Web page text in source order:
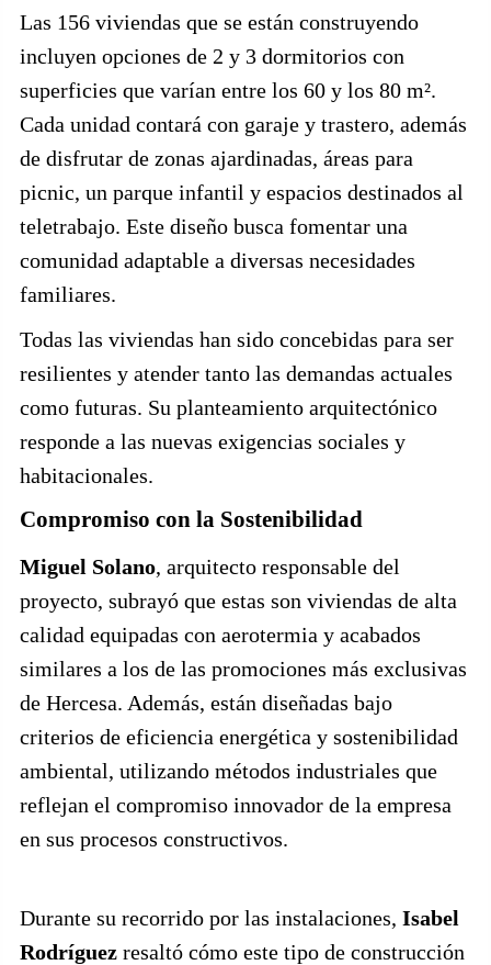
Las 156 viviendas que se están construyendo
incluyen opciones de 2 y 3 dormitorios con
superficies que varían entre los 60 y los 80 m².
Cada unidad contará con garaje y trastero, además
de disfrutar de zonas ajardinadas, áreas para
picnic, un parque infantil y espacios destinados al
teletrabajo. Este diseño busca fomentar una
comunidad adaptable a diversas necesidades
familiares.
Todas las viviendas han sido concebidas para ser
resilientes y atender tanto las demandas actuales
como futuras. Su planteamiento arquitectónico
responde a las nuevas exigencias sociales y
habitacionales.
Compromiso con la Sostenibilidad
Miguel Solano, arquitecto responsable del
proyecto, subrayó que estas son viviendas de alta
calidad equipadas con aerotermia y acabados
similares a los de las promociones más exclusivas
de Hercesa. Además, están diseñadas bajo
criterios de eficiencia energética y sostenibilidad
ambiental, utilizando métodos industriales que
reflejan el compromiso innovador de la empresa
en sus procesos constructivos.
Durante su recorrido por las instalaciones, Isabel
Rodríguez resaltó cómo este tipo de construcción